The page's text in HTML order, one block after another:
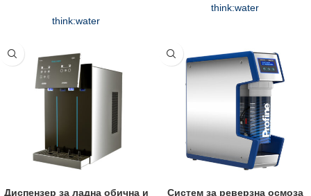
think:water
think:water
Диспензер за ладна обична и Систем за реверзна осмоза